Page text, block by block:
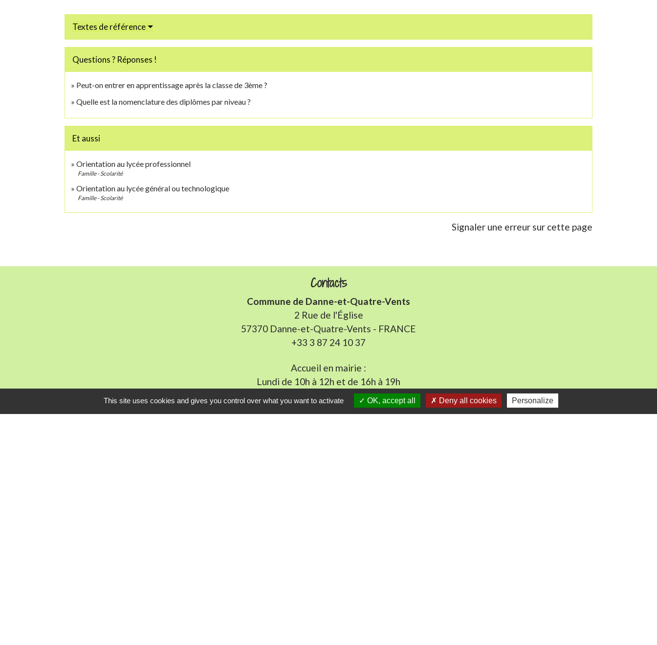
Textes de référence
Questions ? Réponses !
Peut-on entrer en apprentissage après la classe de 3ème ?
Quelle est la nomenclature des diplômes par niveau ?
Et aussi
Orientation au lycée professionnel
Famille - Scolarité
Orientation au lycée général ou technologique
Famille - Scolarité
Signaler une erreur sur cette page
Contacts
Commune de Danne-et-Quatre-Vents
2 Rue de l'Église
57370 Danne-et-Quatre-Vents - FRANCE
+33 3 87 24 10 37
Accueil en mairie :
Lundi de 10h à 12h et de 16h à 19h
Mardi, jeudi et vendredi de 8h à 11h et de 14h à 16h(fermé le mercredi).
E-mail : mairie.danne-4-vents.57@orange.fr
This site uses cookies and gives you control over what you want to activate OK, accept all Deny all cookies Personalize